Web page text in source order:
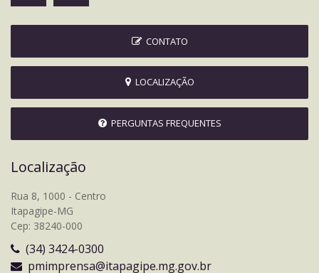
CONTATO
LOCALIZAÇÃO
PERGUNTAS FREQUENTES
Localização
Rua 8, 1000 - Centro
Itapagipe-MG
Cep: 38240-000
(34) 3424-0300
pmimprensa@itapagipe.mg.gov.br